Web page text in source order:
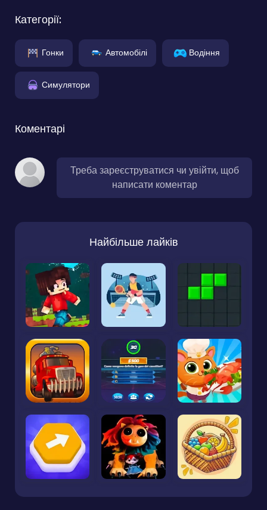
Категорії:
Гонки Автомобілі Водіння
Симулятори
Коментарі
Треба зареєструватися чи увійти, щоб
написати коментар
Найбільше лайків